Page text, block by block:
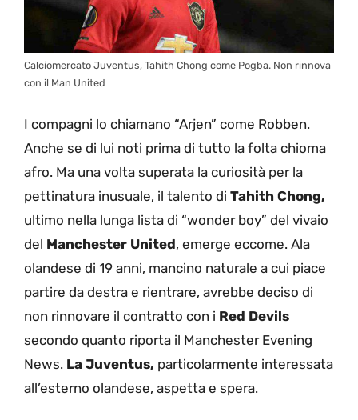
Calciomercato Juventus, Tahith Chong come Pogba. Non rinnova
con il Man United
I compagni lo chiamano “Arjen” come Robben.
Anche se di lui noti prima di tutto la folta chioma
afro. Ma una volta superata la curiosità per la
pettinatura inusuale, il talento di Tahith Chong,
ultimo nella lunga lista di “wonder boy” del vivaio
del Manchester United, emerge eccome. Ala
olandese di 19 anni, mancino naturale a cui piace
partire da destra e rientrare, avrebbe deciso di
non rinnovare il contratto con i Red Devils
secondo quanto riporta il Manchester Evening
News. La Juventus, particolarmente interessata
all’esterno olandese, aspetta e spera.